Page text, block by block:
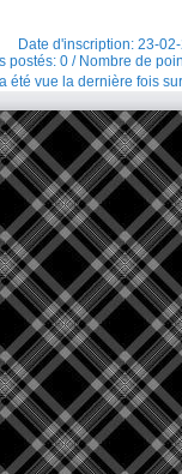
Date d'inscription: 23-
postés: 0 / Nombre de
été vue la dernière fois